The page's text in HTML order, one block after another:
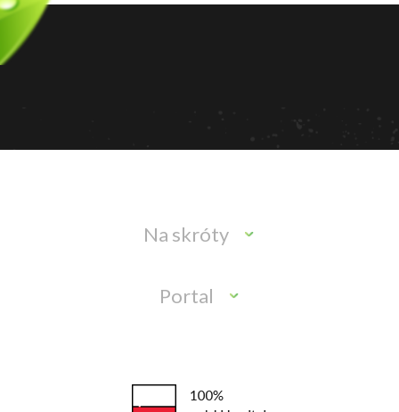
Na skróty
Portal